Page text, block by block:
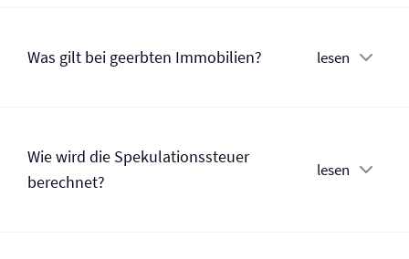
Was gilt bei geerbten Immobilien? lesen
Wie wird die Spekulationssteuer
berechnet?
lesen